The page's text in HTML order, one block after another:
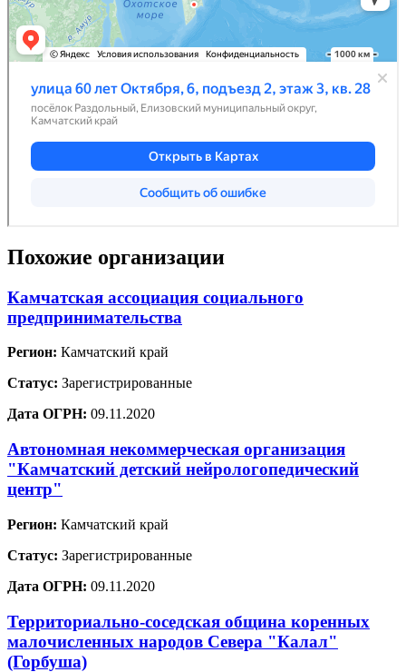
Похожие организации
Камчатская ассоциация социального
предпринимательства
Регион: Камчатский край
Статус: Зарегистрированные
Дата ОГРН: 09.11.2020
Автономная некоммерческая организация
"Камчатский детский нейрологопедический
центр"
Регион: Камчатский край
Статус: Зарегистрированные
Дата ОГРН: 09.11.2020
Территориально-соседская община коренных
малочисленных народов Севера "Калал"
(Горбуша)